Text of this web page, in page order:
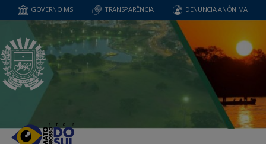
GOVERNO MS TRANSPARÊNCIA DENUNCIA ANÔNIMA